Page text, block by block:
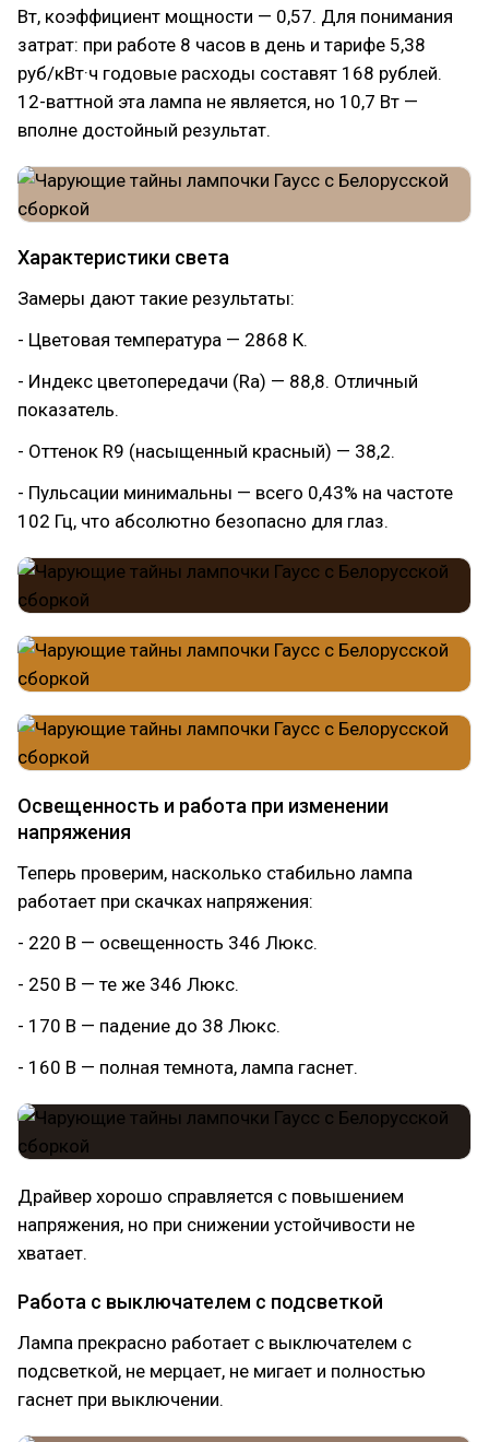
Вт, коэффициент мощности — 0,57. Для понимания
затрат: при работе 8 часов в день и тарифе 5,38
руб/кВт·ч годовые расходы составят 168 рублей.
12-ваттной эта лампа не является, но 10,7 Вт —
вполне достойный результат.
Характеристики света
Замеры дают такие результаты:
- Цветовая температура — 2868 К.
- Индекс цветопередачи (Ra) — 88,8. Отличный
показатель.
- Оттенок R9 (насыщенный красный) — 38,2.
- Пульсации минимальны — всего 0,43% на частоте
102 Гц, что абсолютно безопасно для глаз.
Освещенность и работа при изменении
напряжения
Теперь проверим, насколько стабильно лампа
работает при скачках напряжения:
- 220 В — освещенность 346 Люкс.
- 250 В — те же 346 Люкс.
- 170 В — падение до 38 Люкс.
- 160 В — полная темнота, лампа гаснет.
Драйвер хорошо справляется с повышением
напряжения, но при снижении устойчивости не
хватает.
Работа с выключателем с подсветкой
Лампа прекрасно работает с выключателем с
подсветкой, не мерцает, не мигает и полностью
гаснет при выключении.